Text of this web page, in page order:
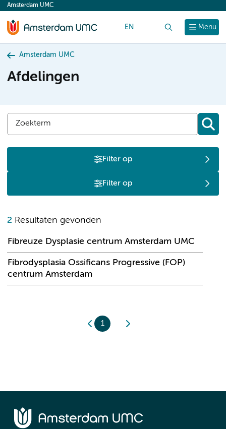
content
Menu
Amsterdam UMC
EN
Amsterdam UMC
Afdelingen
Filter op
Filter op
2 Resultaten gevonden
Fibreuze Dysplasie centrum Amsterdam UMC
Fibrodysplasia Ossificans Progressive (FOP)
centrum Amsterdam
1